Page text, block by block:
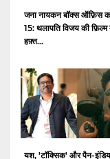
जना नायकन बॉक्स ऑफ़िस
15: थलापति विजय की फ़िल्म
हफ़्त...
यश, 'टॉक्सिक' और पैन-